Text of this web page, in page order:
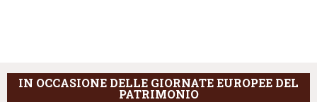
IN OCCASIONE DELLE GIORNATE EUROPEE DEL
PATRIMONIO